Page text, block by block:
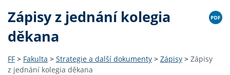
Zápisy z jednání kolegia
děkana
FF > Fakulta > Strategie a další dokumenty > Zápisy > Zápisy
z jednání kolegia děkana